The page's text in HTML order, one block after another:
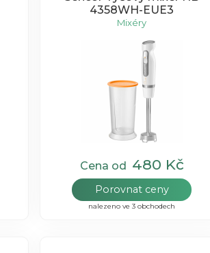
4358WH-EUE3
Mixéry
Cena od 480 Kč
Porovnat ceny
nalezeno ve 3 obchodech